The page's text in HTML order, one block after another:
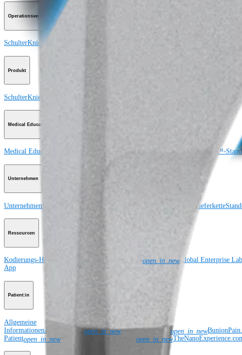
Operationsverfahren
SchulterKnie
Produkt
SchulterKnie Fuß und
Medical Education
Medical Education Schulungen & Lehrgänge ArthroLab™-
Unternehmen
UnternehmenÜber uns Globale Offenlegung der Lieferkette
Ressourcen
Kodierungs-Hotline eDFUs (Instructions for Use) open_in_newGlobal Enterprise
App
Patient:in
Allgemeine
InformationenACLTear.comopen_in_newAnkleSprain.com open_in_new
Patientopen_in_newShoulderReplacement.com open_in_new